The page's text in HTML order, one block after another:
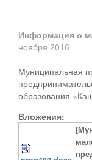
Информация о
ноября 2016
Муниципальная
образования
Вложения: